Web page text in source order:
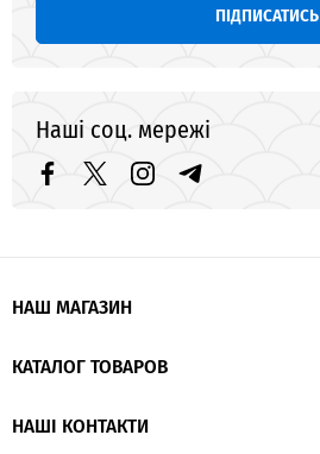
ПІДПИСАТИСЬ
Наші соц. мережі
НАШ МАГАЗИН
КАТАЛОГ ТОВАРОВ
НАШІ КОНТАКТИ